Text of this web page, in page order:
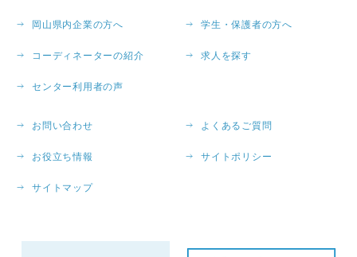
岡山県内企業の方へ 学生・保護者の方へ
コーディネーターの紹介 求人を探す
センター利用者の声
お問い合わせ よくあるご質問
お役立ち情報 サイトポリシー
サイトマップ